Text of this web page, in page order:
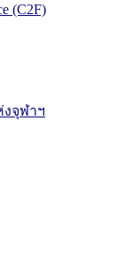
(C2F)
จุฬาฯ